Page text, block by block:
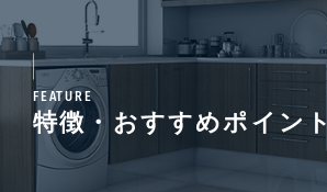
FEATURE
特徴・おすすめポイント